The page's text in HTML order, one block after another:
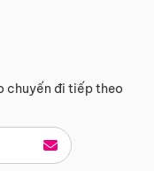
chuyến đi tiếp theo